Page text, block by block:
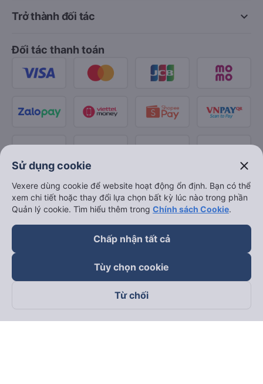
keyboard_arrow_down
Trở thành đối tác
Đối tác thanh toán
Theo dõi chúng tôi trên
Sử dụng cookie close
Vexere dùng cookie để website hoạt động ổn định. Bạn có thể
xem chi tiết hoặc thay đổi lựa chọn bất kỳ lúc nào trong phần
Quản lý cookie. Tìm hiểu thêm trong Chính sách Cookie.
Chấp nhận tất cả
Tùy chọn cookie
Từ chối